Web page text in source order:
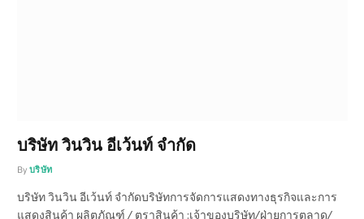
บริษัท วินวิน อีเว้นท์ จำกัด
By บริษัท
บริษัท วินวิน อีเว้นท์ จำกัดบริษัทการจัดการแสดงทางธุรกิจและการ
แสดงสินค้า ผลิตภัณฑ์ / ตราสินค้า :เจ้าของบริษัท/ฝ่ายการตลาด/